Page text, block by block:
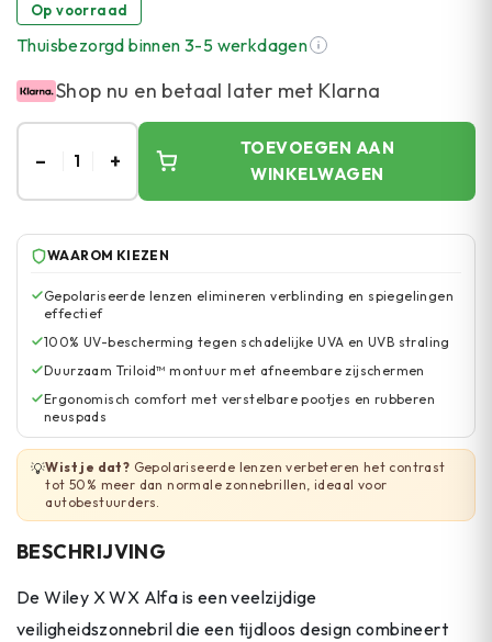
Op voorraad
Thuisbezorgd binnen 3-5 werkdagen
Shop nu en betaal later met Klarna
– 1 +
TOEVOEGEN AAN
WINKELWAGEN
WAAROM KIEZEN
Gepolariseerde lenzen elimineren verblinding en spiegelingen
effectief
100% UV-bescherming tegen schadelijke UVA en UVB straling
Duurzaam Triloid™ montuur met afneembare zijschermen
Ergonomisch comfort met verstelbare pootjes en rubberen
neuspads
💡Wist je dat? Gepolariseerde lenzen verbeteren het contrast
tot 50% meer dan normale zonnebrillen, ideaal voor
autobestuurders.
BESCHRIJVING
De Wiley X WX Alfa is een veelzijdige
veiligheidszonnebril die een tijdloos design combineert